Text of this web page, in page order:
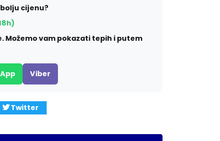
cijenu?
Možemo vam pokazati tepih i putem
Viber
Twitter